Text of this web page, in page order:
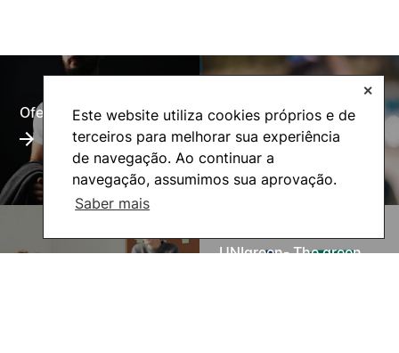
Este website utiliza cookies próprios e de
terceiros para melhorar sua experiência
de navegação. Ao continuar a
navegação, assumimos sua aprovação.
Saber mais
✕
Oferta Formativa Alumni
UNIgreen- The green